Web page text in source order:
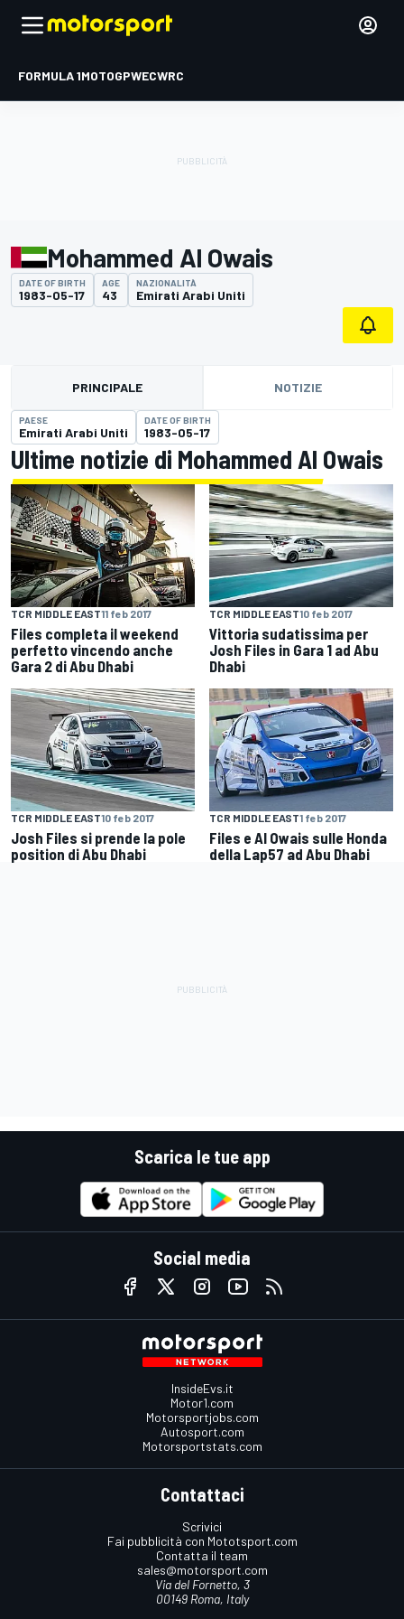
FORMULA 1MOTOGPWECWRC
Mohammed Al Owais
DATE OF BIRTH
1983-05-17
AGE
43
NAZIONALITÀ
Emirati Arabi Uniti
PRINCIPALE NOTIZIE
PAESE
Emirati Arabi Uniti
DATE OF BIRTH
1983-05-17
Ultime notizie di Mohammed Al Owais
TCR MIDDLE EAST11 feb 2017
Files completa il weekend
perfetto vincendo anche
Gara 2 di Abu Dhabi
TCR MIDDLE EAST10 feb 2017
Vittoria sudatissima per
Josh Files in Gara 1 ad Abu
Dhabi
TCR MIDDLE EAST10 feb 2017
Josh Files si prende la pole
position di Abu Dhabi
TCR MIDDLE EAST1 feb 2017
Files e Al Owais sulle Honda
della Lap57 ad Abu Dhabi
Scarica le tue app
Social media
InsideEvs.it
Motor1.com
Motorsportjobs.com
Autosport.com
Motorsportstats.com
Contattaci
Scrivici
Fai pubblicità con Mototsport.com
Contatta il team
sales@motorsport.com
Via del Fornetto, 3
00149 Roma, Italy